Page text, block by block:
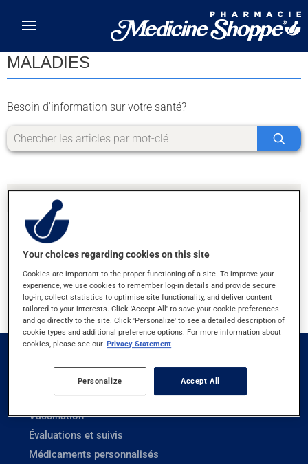
MALADIES
Besoin d'information sur votre santé?
RÉSULTATS POUR LA LETTRE J
Prescriptions
Vaccination
Évaluations et suivis
Médicaments personnalisés
Your choices regarding cookies on this site
Cookies are important to the proper functioning of a site. To improve your
experience, we use cookies to remember log-in details and provide secure
log-in, collect statistics to optimise site functionality, and deliver content
tailored to your interests. Click 'Accept All' to save your cookie preferences
and go directly to the site. Click 'Personalize' to see a detailed description of
cookie types and additional preference options. For more information about
cookies, please see our Privacy Statement
Personalize Accept All